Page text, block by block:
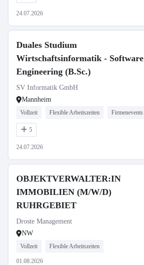
24.07.2026
Duales Studium
Wirtschaftsinformatik - Software
Engineering (B.Sc.)
SV Informatik GmbH
Mannheim
Vollzeit Flexible Arbeitszeiten Firmenevents
5
24.07.2026
OBJEKTVERWALTER:IN
IMMOBILIEN (M/W/D)
RUHRGEBIET
Droste Management
NW
Vollzeit Flexible Arbeitszeiten
01.08.2026